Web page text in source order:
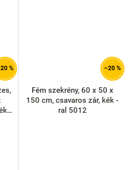
%
-
–20 %
Fém szekrény, 60 x 50 x
150 cm, csavaros zár, kék -
ral 5012